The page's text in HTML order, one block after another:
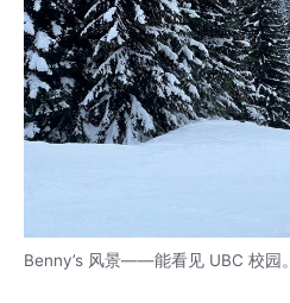
Benny’s 风景——能看见 UBC 校园。